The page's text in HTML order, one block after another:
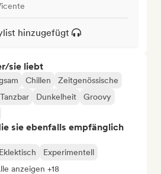
hinzugefügt
sie liebt
Chillen
Zeitgenössische
Tanzbar Dunkelheit
Groovy
sie ebenfalls empfänglich
Eklektisch
Experimentell
anzeigen +18